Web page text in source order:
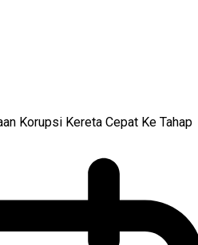
Korupsi Kereta Cepat Ke Tahap